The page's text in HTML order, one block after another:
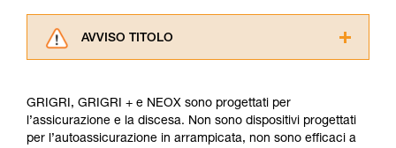
AVVISO TITOLO
consultarlo. Dovete aver compreso le
informazioni dell’istruzione tecnica per poter
capire queste ulteriori informazioni.
GRIGRI, GRIGRI + e NEOX sono progettati per
l’assicurazione e la discesa. Non sono dispositivi progettati
per l’autoassicurazione in arrampicata, non sono efficaci a